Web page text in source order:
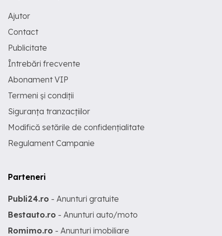
Ajutor
Contact
Publicitate
Întrebări frecvente
Abonament VIP
Termeni și condiții
Siguranța tranzacțiilor
Modifică setările de confidențialitate
Regulament Campanie
Parteneri
Publi24.ro - Anunturi gratuite
Bestauto.ro - Anunturi auto/moto
Romimo.ro - Anunturi imobiliare